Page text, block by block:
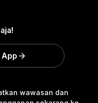
wawasan dan